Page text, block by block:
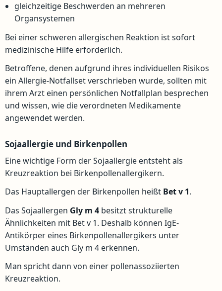
gleichzeitige Beschwerden an mehreren
Organsystemen
Bei einer schweren allergischen Reaktion ist sofort
medizinische Hilfe erforderlich.
Betroffene, denen aufgrund ihres individuellen Risikos
ein Allergie-Notfallset verschrieben wurde, sollten mit
ihrem Arzt einen persönlichen Notfallplan besprechen
und wissen, wie die verordneten Medikamente
angewendet werden.
Sojaallergie und Birkenpollen
Eine wichtige Form der Sojaallergie entsteht als
Kreuzreaktion bei Birkenpollenallergikern.
Das Hauptallergen der Birkenpollen heißt Bet v 1.
Das Sojaallergen Gly m 4 besitzt strukturelle
Ähnlichkeiten mit Bet v 1. Deshalb können IgE-
Antikörper eines Birkenpollenallergikers unter
Umständen auch Gly m 4 erkennen.
Man spricht dann von einer pollenassoziierten
Kreuzreaktion.